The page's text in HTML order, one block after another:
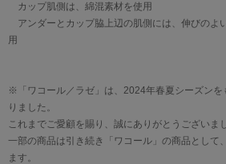
カップ肌側は、綿混素材を使用
アンダーとカップ脇上辺の肌側には、伸びのよ
用
※「ワコール／ラゼ」は、2024年春夏シーズンを
りました。
これまでご愛顧を賜り、誠にありがとうございま
一部の商品は引き続き「ワコール」の商品として
ます。